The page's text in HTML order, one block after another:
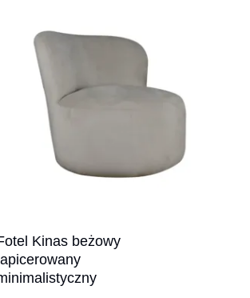
Kinas beżowy